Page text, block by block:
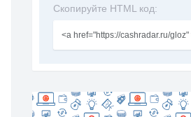
Скопируйте HTML код: